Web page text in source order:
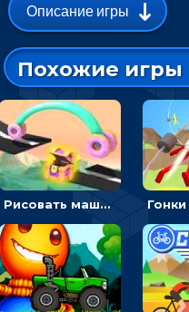
Описание игры
Похожие игры
Рисовать машину и выигрывать гонку - для мальчиков